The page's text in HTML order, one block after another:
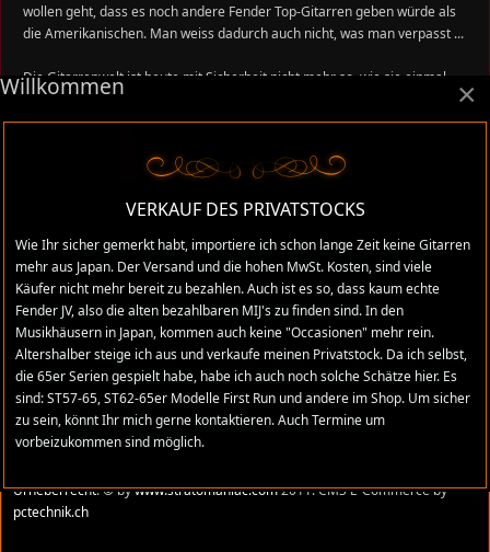
wollen geht, dass es noch andere Fender Top-Gitarren geben würde als
die Amerikanischen. Man weiss dadurch auch nicht, was man verpasst ...
Die Gitarrenwelt ist heute mit Sicherheit nicht mehr so, wie sie einmal
war, darum will ich mit den alten Fender MIJ Gitarren einen neuen Teil
dazu beitragen, den alten Sound neu aufleben zu lassen, vielleicht sogar
kann im Gitarrenbau. So wie es Leo Fender wollte und praktizierte, genau
haben als die japanischen Top Gitarren auf den Markt kamen, will ich ein
Zeichen setzen für Fender Made in Japan. René
COPYRIGHT
Stratomaniac.com ist eine private Website und steht in keiner
geschäftlichen Beziehung zu FENDER MUSICAL INSTRUMENTS
Urheberrecht. © bywww.stratomaniac.com2011. CMS E-Commerce by
pctechnik.ch
×
Willkommen
VERKAUF DES PRIVATSTOCKS
Wie Ihr sicher gemerkt habt, importiere ich schon lange Zeit keine Gitarren
mehr aus Japan. Der Versand und die hohen MwSt. Kosten, sind viele
Käufer nicht mehr bereit zu bezahlen. Auch ist es so, dass kaum echte
Fender JV, also die alten bezahlbaren MIJ's zu finden sind. In den
Musikhäusern in Japan, kommen auch keine "Occasionen" mehr rein.
Altershalber steige ich aus und verkaufe meinen Privatstock. Da ich selbst,
die 65er Serien gespielt habe, habe ich auch noch solche Schätze hier. Es
sind: ST57-65, ST62-65er Modelle First Run und andere im Shop. Um sicher
zu sein, könnt Ihr mich gerne kontaktieren. Auch Termine um
vorbeizukommen sind möglich.